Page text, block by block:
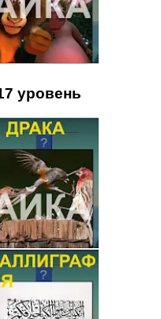
уровень